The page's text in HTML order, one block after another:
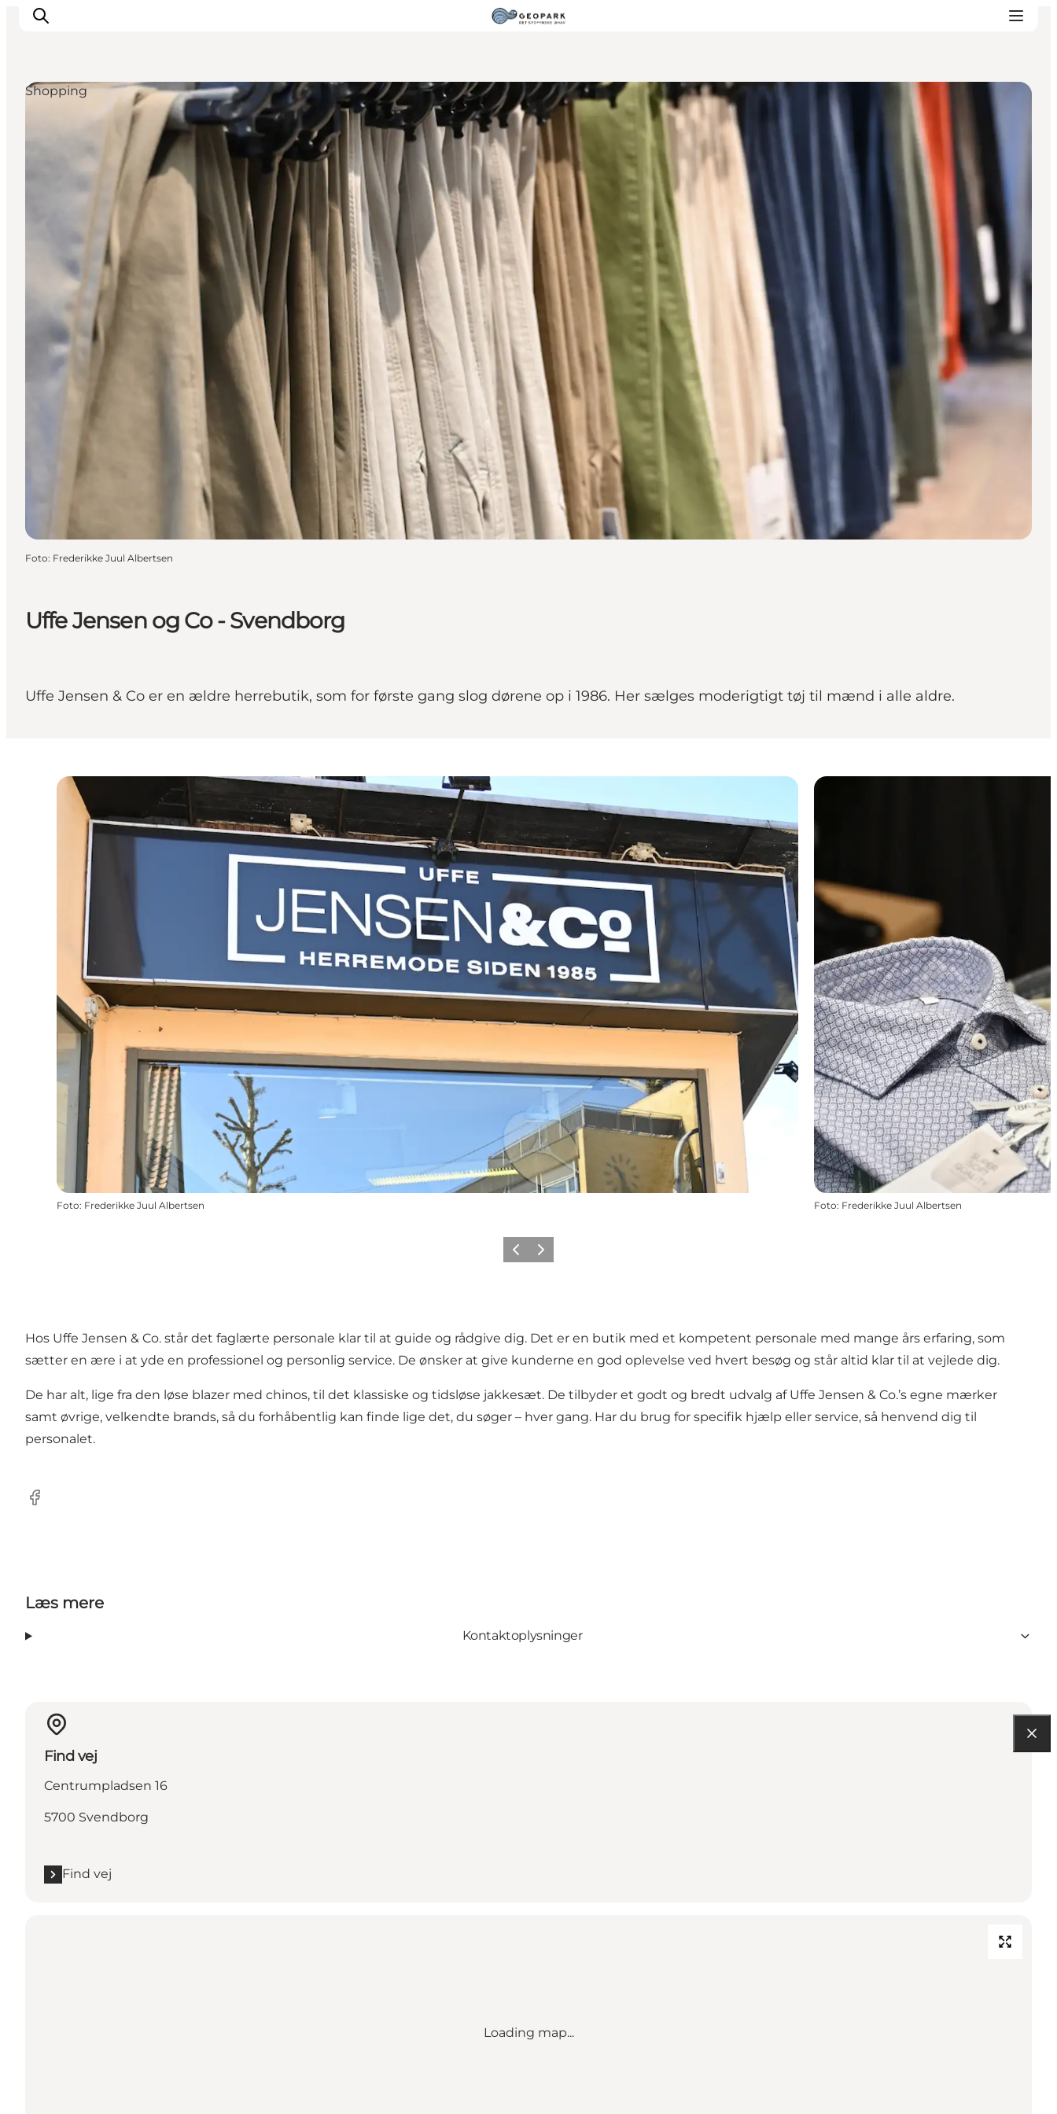
Uffe Jensen og Co - Svendborg
Uffe Jensen & Co er en ældre herrebutik, som for første gang slog dørene op i 1986. Her sælges moderigtigt tøj til mænd i alle aldre.
Shopping
Foto: Frederikke Juul Albertsen
Foto: Frederikke Juul Albertsen Foto: Frederikke Juul Albertsen
ForrigeNæste
Hos Uffe Jensen & Co. står det faglærte personale klar til at guide og rådgive dig. Det er en butik med et kompetent personale med mange års erfaring, som
sætter en ære i at yde en professionel og personlig service. De ønsker at give kunderne en god oplevelse ved hvert besøg og står altid klar til at vejlede dig.
De har alt, lige fra den løse blazer med chinos, til det klassiske og tidsløse jakkesæt. De tilbyder et godt og bredt udvalg af Uffe Jensen & Co.’s egne mærker
samt øvrige, velkendte brands, så du forhåbentlig kan finde lige det, du søger – hver gang. Har du brug for specifik hjælp eller service, så henvend dig til
personalet.
Facebook
Læs mere
Kontaktoplysninger
Find vej
Centrumpladsen 16
5700 Svendborg
Find vej
Loading map...